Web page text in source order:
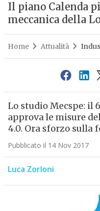
Il piano Calenda
meccanica della
Home Attualità
Lo studio Mecspe:
approva le misure
4.0. Ora sforzo
Pubblicato il 14 Nov 2017
Luca Zorloni